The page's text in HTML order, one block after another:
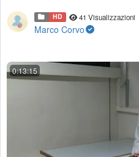
HD 41 Visualizzazioni
Marco Corvo
0:13:15